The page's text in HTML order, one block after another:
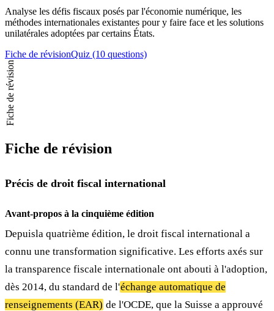
Analyse les défis fiscaux posés par l'économie numérique, les
méthodes internationales existantes pour y faire face et les solutions
unilatérales adoptées par certains États.
Fiche de révisionQuiz (10 questions)
Fiche de révision
Fiche de révision
Précis de droit fiscal international
Avant-propos à la cinquième édition
Depuisla quatrième édition, le droit fiscal international a
connu une transformation significative. Les efforts axés sur
la transparence fiscale internationale ont abouti à l'adoption,
dès 2014, du standard de l'échange automatique de
renseignements (EAR) de l'OCDE, que la Suisse a approuvé